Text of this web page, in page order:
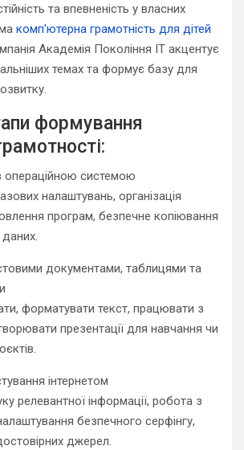
та впевненість у власних
комп'ютерна грамотність для дітей
Академія Покоління IT акцентує
темах та формує базу для
формування
операційною системою
налаштувань, організація
програм, безпечне копіювання
даних.
документами, таблицями та
форматувати текст, працювати з
презентації для навчання чи
інтернетом
релевантної інформації, робота з
безпечного серфінгу,
джерел.